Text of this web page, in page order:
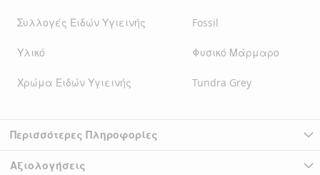
Συλλογές Ειδών Υγιεινής Fossil
Υλικό Φυσικό Μάρμαρο
Χρώμα Ειδών Υγιεινής Tundra Grey
Περισσότερες Πληροφορίες
Αξιολογήσεις